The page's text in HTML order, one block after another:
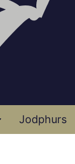
Jodphurs